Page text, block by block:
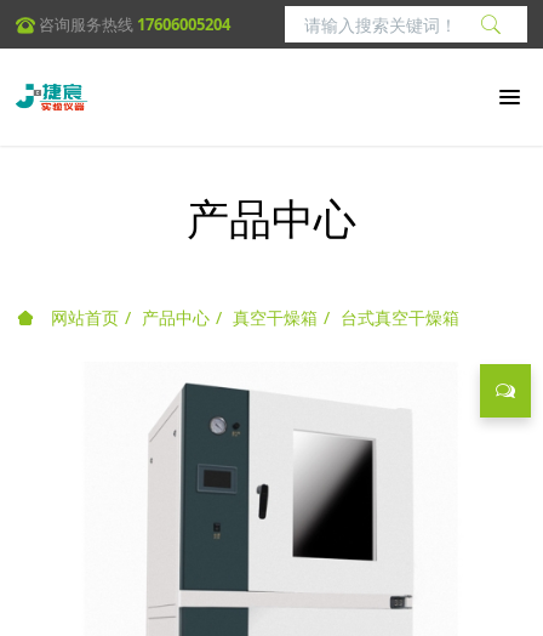
咨询服务热线 17606005204
产品中心
网站首页 产品中心 真空干燥箱 台式真空干燥箱